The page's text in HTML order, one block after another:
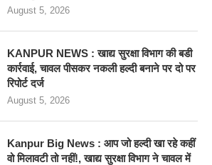
August 5, 2026
KANPUR NEWS : खाद्य सुरक्षा विभाग की बडी
कार्रवाई, चावल पीसकर नकली हल्दी बनाने पर दो पर
रिपोर्ट दर्ज
August 5, 2026
Kanpur Big News : आप जो हल्दी खा रहे कहीं
वो मिलावटी तो नहीं!, खाद्य सुरक्षा विभाग ने चावल में